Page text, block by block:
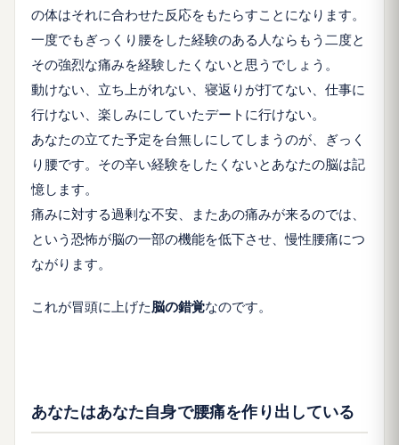
の体はそれに合わせた反応をもたらすことになります。
一度でもぎっくり腰をした経験のある人ならもう二度と
その強烈な痛みを経験したくないと思うでしょう。
動けない、立ち上がれない、寝返りが打てない、仕事に
行けない、楽しみにしていたデートに行けない。
あなたの立てた予定を台無しにしてしまうのが、ぎっく
り腰です。その辛い経験をしたくないとあなたの脳は記
憶します。
痛みに対する過剰な不安、またあの痛みが来るのでは、
という恐怖が脳の一部の機能を低下させ、慢性腰痛につ
ながります。
これが冒頭に上げた脳の錯覚なのです。
あなたはあなた自身で腰痛を作り出している